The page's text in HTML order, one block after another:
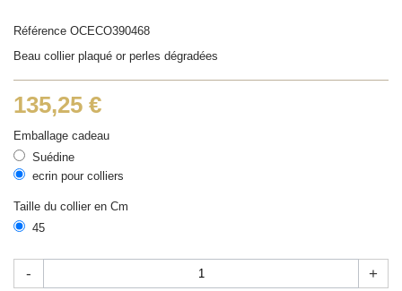
Référence OCECO390468
Beau collier plaqué or perles dégradées
135,25 €
Emballage cadeau
Suédine
ecrin pour colliers
Taille du collier en Cm
45
- +